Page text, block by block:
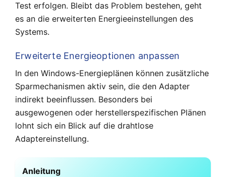
Test erfolgen. Bleibt das Problem bestehen, geht
es an die erweiterten Energieeinstellungen des
Systems.
Erweiterte Energieoptionen anpassen
In den Windows-Energieplänen können zusätzliche
Sparmechanismen aktiv sein, die den Adapter
indirekt beeinflussen. Besonders bei
ausgewogenen oder herstellerspezifischen Plänen
lohnt sich ein Blick auf die drahtlose
Adaptereinstellung.
Anleitung